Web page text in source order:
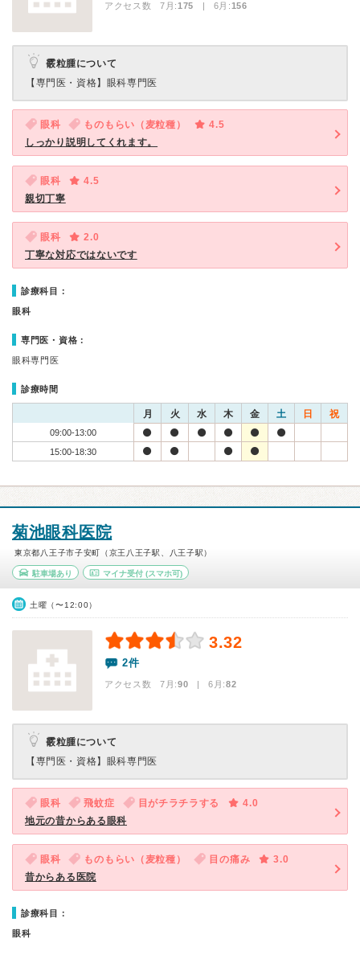
アクセス数 7月:175 | 6月:156
霰粒腫について
【専門医・資格】 眼科専門医
眼科 ものもらい（麦粒種）
4.5
しっかり説明してくれます。
眼科
4.5
親切丁寧
眼科
2.0
丁寧な対応ではないです
診療科目：
眼科
専門医・資格：
眼科専門医
診療時間
月 火 水 木 金 土 日 祝
09:00-13:00
15:00-18:30
菊池眼科医院
東京都八王子市子安町（京王八王子駅、八王子駅）
駐車場あり マイナ受付(スマホ可)
土曜（〜12:00）
3.32
2件
アクセス数 7月:90 | 6月:82
霰粒腫について
【専門医・資格】 眼科専門医
眼科 飛蚊症 目がチラチラする
4.0
地元の昔からある眼科
眼科 ものもらい（麦粒種） 目の痛み
3.0
昔からある医院
診療科目：
眼科